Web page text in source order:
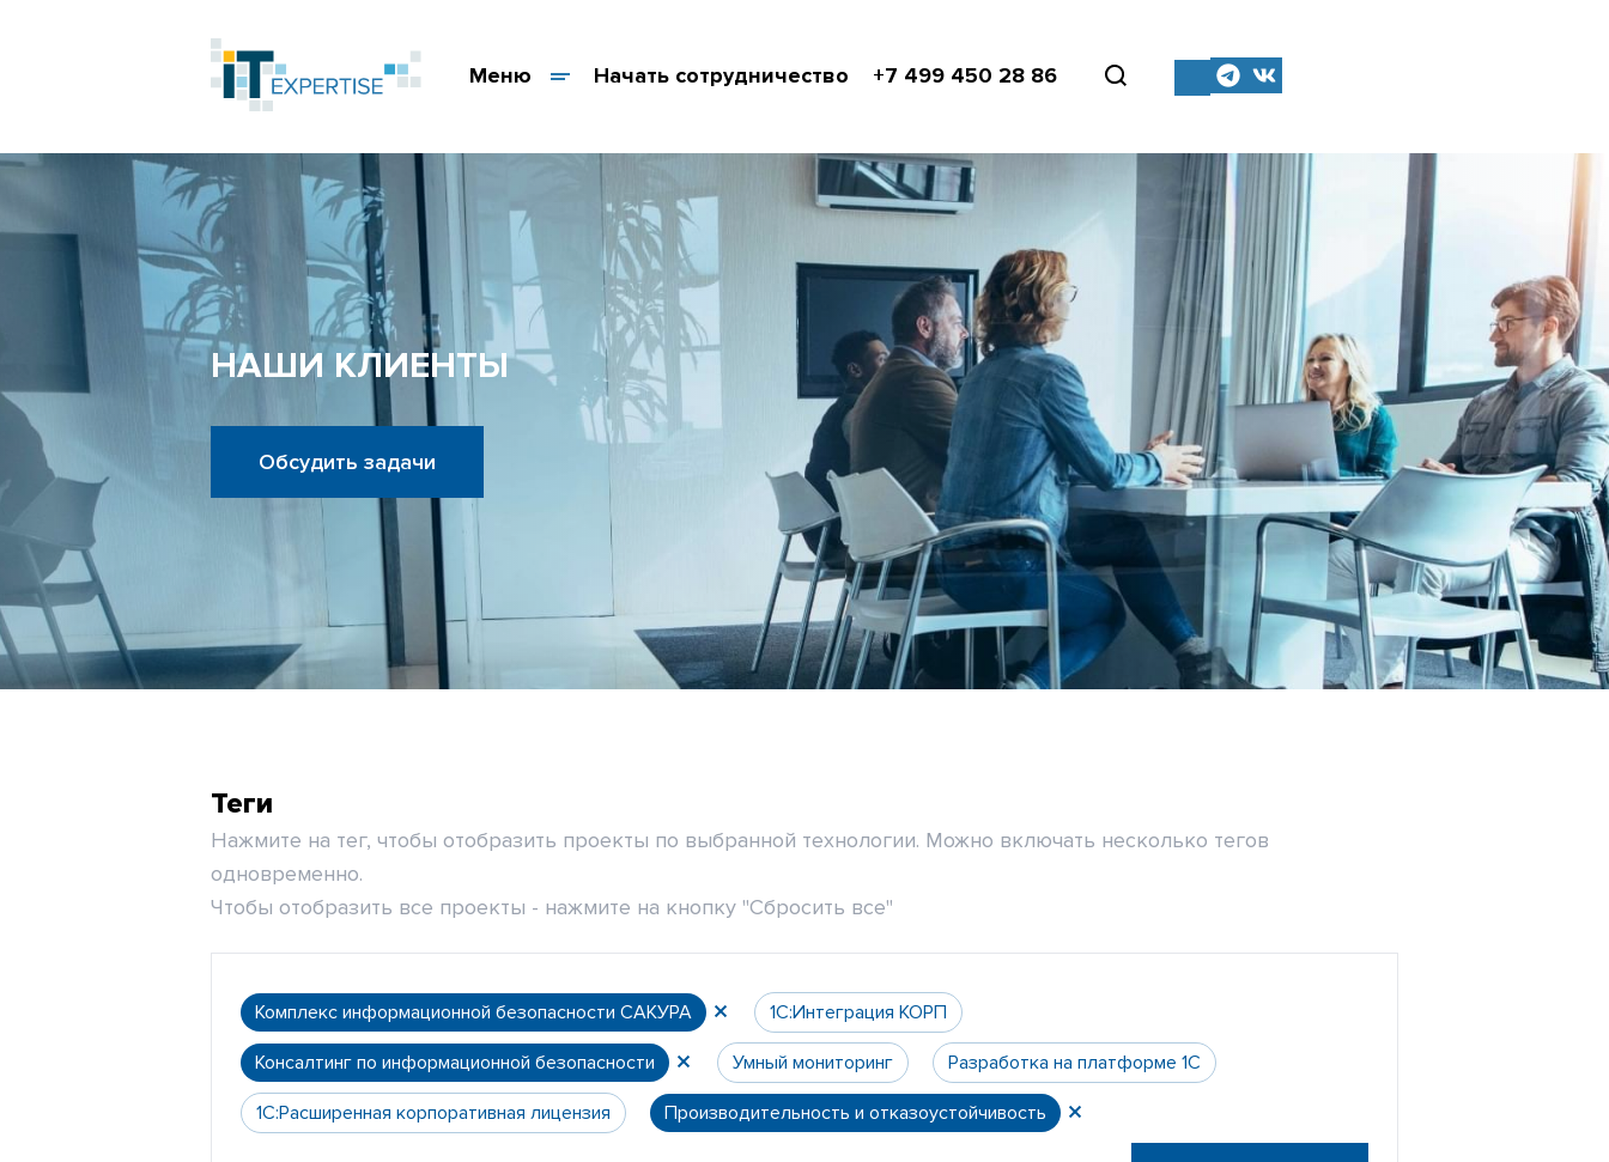
Меню Начать сотрудничество +7 499 450 28 86
НАШИ КЛИЕНТЫ
Обсудить задачи
Теги
Нажмите на тег, чтобы отобразить проекты по выбранной технологии. Можно включать несколько тегов
одновременно.
Чтобы отобразить все проекты - нажмите на кнопку "Сбросить все"
Комплекс информационной безопасности САКУРА 1С:Интеграция КОРП
Консалтинг по информационной безопасности Умный мониторинг Разработка на платформе 1С
1С:Расширенная корпоративная лицензия Производительность и отказоустойчивость